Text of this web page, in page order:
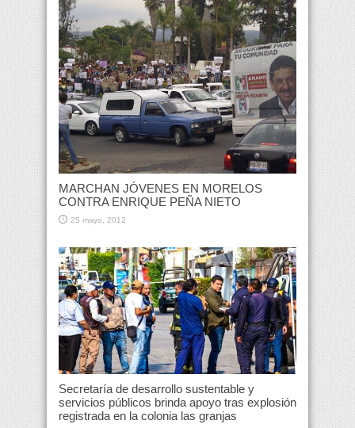
MARCHAN JÓVENES EN MORELOS
CONTRA ENRIQUE PEÑA NIETO
25 mayo, 2012
Secretaría de desarrollo sustentable y
servicios públicos brinda apoyo tras explosión
registrada en la colonia las granjas